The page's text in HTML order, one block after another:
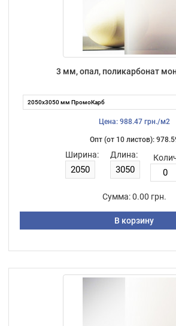
3 мм, опал, поликарбонат
Цена: 988.47 грн./м2
Опт (от 10 листов):
Ширина: Длина:
Сумма: 0.00 грн.
В корзину